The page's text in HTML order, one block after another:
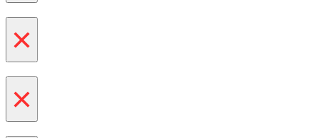
×
×